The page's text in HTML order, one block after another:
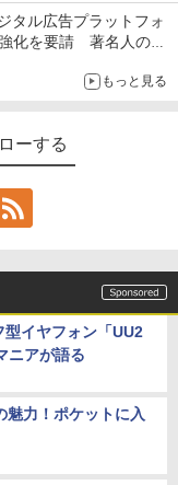
タル広告プラットフォ
化を要請 著名人の写
もっと見る
ーする
型イヤフォン「UU2
ニアが語る
魅力！ポケットに入